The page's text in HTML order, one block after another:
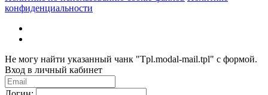
конфиденциальности
Не могу найти указанный чанк "Tpl.modal-mail.tpl" с формой.
Вход в личный кабинет